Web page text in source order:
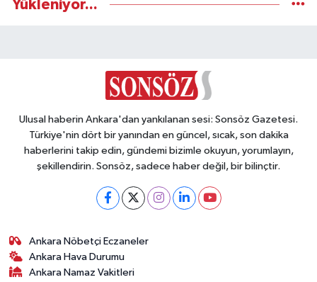
Yükleniyor...
Ulusal haberin Ankara'dan yankılanan sesi: Sonsöz Gazetesi.
Türkiye'nin dört bir yanından en güncel, sıcak, son dakika
haberlerini takip edin, gündemi bizimle okuyun, yorumlayın,
şekillendirin. Sonsöz, sadece haber değil, bir bilinçtir.
Ankara Nöbetçi Eczaneler
Ankara Hava Durumu
Ankara Namaz Vakitleri